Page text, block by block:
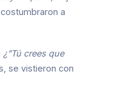
a
¿”Tú crees que
se vistieron con